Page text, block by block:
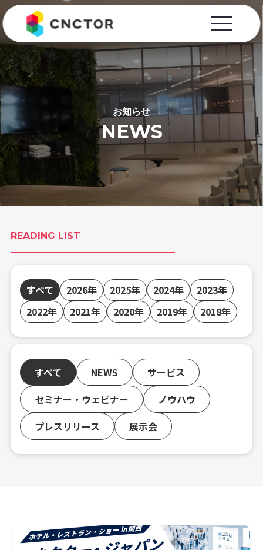
お知らせ
NEWS
READING LIST
すべて 2026年 2025年 2024年
2023年
2022年
2021年 2020年 2019年 2018年
すべて NEWS
サービス
セミナー・ウェビナー
ノウハウ
プレスリリース
展示会